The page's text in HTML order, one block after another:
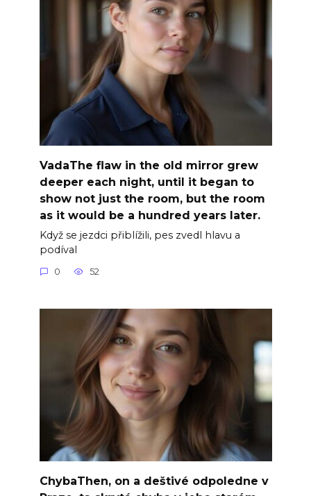
VadaThe flaw in the old mirror grew
deeper each night, until it began to
show not just the room, but the room
as it would be a hundred years later.
Když se jezdci přiblížili, pes zvedl hlavu a
podíval
0 52
ChybaThen, on a deštivé odpoledne v